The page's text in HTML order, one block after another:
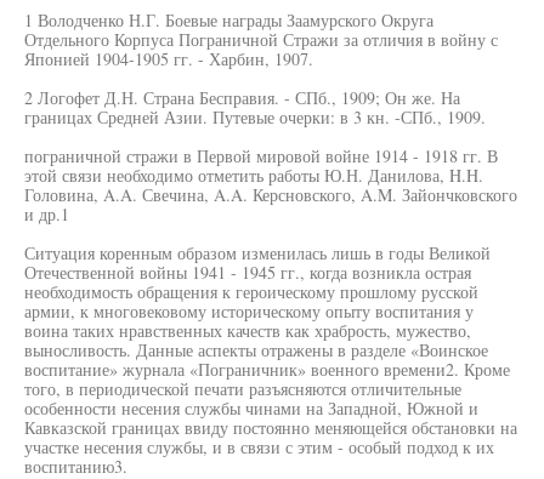
1 Володченко Н.Г. Боевые награды Заамурского Округа
Отдельного Корпуса Пограничной Стражи за отличия в войну с
Японией 1904-1905 гг. - Харбин, 1907.
2 Логофет Д.Н. Страна Бесправия. - СПб., 1909; Он же. На
границах Средней Азии. Путевые очерки: в 3 кн. -СПб., 1909.
пограничной стражи в Первой мировой войне 1914 - 1918 гг. В
этой связи необходимо отметить работы Ю.Н. Данилова, H.H.
Головина, A.A. Свечина, A.A. Керсновского, A.M. Зайончковского
и др.1
Ситуация коренным образом изменилась лишь в годы Великой
Отечественной войны 1941 - 1945 гг., когда возникла острая
необходимость обращения к героическому прошлому русской
армии, к многовековому историческому опыту воспитания у
воина таких нравственных качеств как храбрость, мужество,
выносливость. Данные аспекты отражены в разделе «Воинское
воспитание» журнала «Пограничник» военного времени2. Кроме
того, в периодической печати разъясняются отличительные
особенности несения службы чинами на Западной, Южной и
Кавказской границах ввиду постоянно меняющейся обстановки на
участке несения службы, и в связи с этим - особый подход к их
воспитанию3.